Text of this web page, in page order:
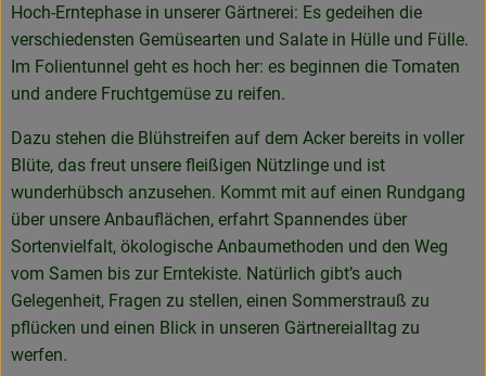
Hoch-Erntephase in unserer Gärtnerei: Es gedeihen die
verschiedensten Gemüsearten und Salate in Hülle und Fülle.
Im Folientunnel geht es hoch her: es beginnen die Tomaten
und andere Fruchtgemüse zu reifen.
Dazu stehen die Blühstreifen auf dem Acker bereits in voller
Blüte, das freut unsere fleißigen Nützlinge und ist
wunderhübsch anzusehen. Kommt mit auf einen Rundgang
über unsere Anbauflächen, erfahrt Spannendes über
Sortenvielfalt, ökologische Anbaumethoden und den Weg
vom Samen bis zur Erntekiste. Natürlich gibt’s auch
Gelegenheit, Fragen zu stellen, einen Sommerstrauß zu
pflücken und einen Blick in unseren Gärtnereialltag zu
werfen.